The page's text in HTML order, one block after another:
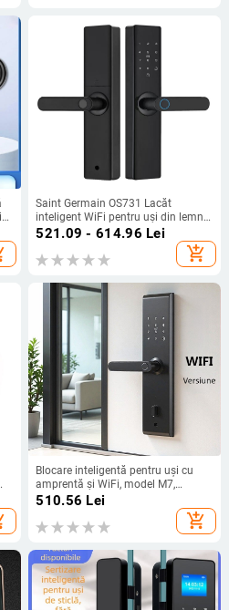
Saint Germain OS731 Lacăt
inteligent WiFi pentru uși din lemn
interioare, cu amprentă digitală și
parolă electronică – potrivit pentru
apartament și birou
521.09 - 614.96 Lei
add_shopping_cart
Blocare inteligentă pentru uși cu
amprentă și WiFi, model M7,
stocare amprentă 100, timp de
deblocare 0,001 s, metode de
deblocare: amprentă, parolă, cheie
510.56 Lei
add_shopping_cart